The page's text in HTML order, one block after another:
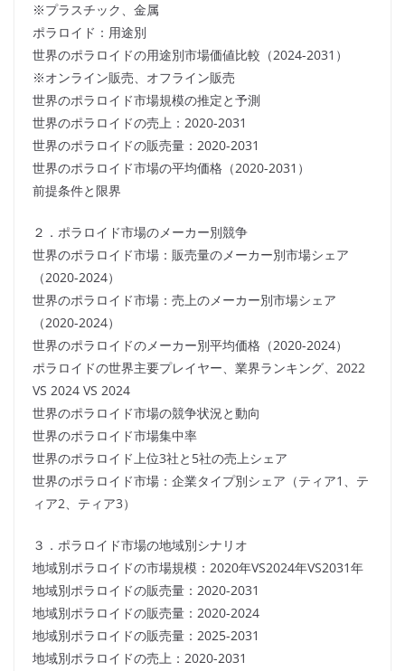
※プラスチック、金属
ポラロイド：用途別
世界のポラロイドの用途別市場価値比較（2024-2031）
※オンライン販売、オフライン販売
世界のポラロイド市場規模の推定と予測
世界のポラロイドの売上：2020-2031
世界のポラロイドの販売量：2020-2031
世界のポラロイド市場の平均価格（2020-2031）
前提条件と限界
２．ポラロイド市場のメーカー別競争
世界のポラロイド市場：販売量のメーカー別市場シェア
（2020-2024）
世界のポラロイド市場：売上のメーカー別市場シェア
（2020-2024）
世界のポラロイドのメーカー別平均価格（2020-2024）
ポラロイドの世界主要プレイヤー、業界ランキング、2022
VS 2024 VS 2024
世界のポラロイド市場の競争状況と動向
世界のポラロイド市場集中率
世界のポラロイド上位3社と5社の売上シェア
世界のポラロイド市場：企業タイプ別シェア（ティア1、テ
ィア2、ティア3）
３．ポラロイド市場の地域別シナリオ
地域別ポラロイドの市場規模：2020年VS2024年VS2031年
地域別ポラロイドの販売量：2020-2031
地域別ポラロイドの販売量：2020-2024
地域別ポラロイドの販売量：2025-2031
地域別ポラロイドの売上：2020-2031